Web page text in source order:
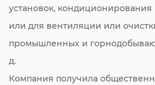
установок, кондиционирования
или для вентиляции или
промышленных и
д.
Компания получила